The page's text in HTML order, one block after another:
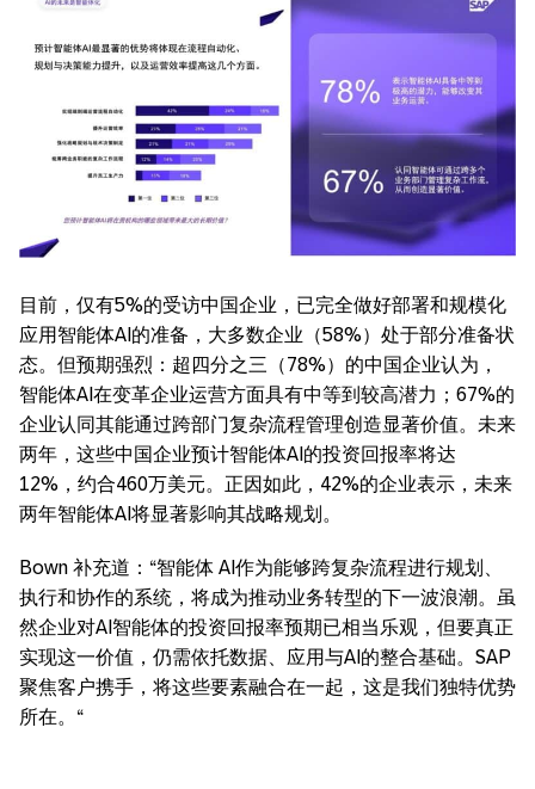
目前，仅有5%的受访中国企业，已完全做好部署和规模化
应用智能体AI的准备，大多数企业（58%）处于部分准备状
态。但预期强烈：超四分之三（78%）的中国企业认为，
智能体AI在变革企业运营方面具有中等到较高潜力；67%的
企业认同其能通过跨部门复杂流程管理创造显著价值。未来
两年，这些中国企业预计智能体AI的投资回报率将达
12%，约合460万美元。正因如此，42%的企业表示，未来
两年智能体AI将显著影响其战略规划。
Bown 补充道：“智能体 AI作为能够跨复杂流程进行规划、
执行和协作的系统，将成为推动业务转型的下一波浪潮。虽
然企业对AI智能体的投资回报率预期已相当乐观，但要真正
实现这一价值，仍需依托数据、应用与AI的整合基础。SAP
聚焦客户携手，将这些要素融合在一起，这是我们独特优势
所在。“